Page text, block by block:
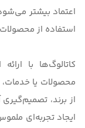
اعتماد بیشتر
استفاده از
کاتالوگ‌ها با
محصولات یا
از برند، تصمیم‌گیری
ایجاد تجربه‌ای